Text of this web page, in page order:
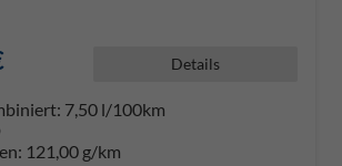
Details
7,50 l/100km
121,00 g/km